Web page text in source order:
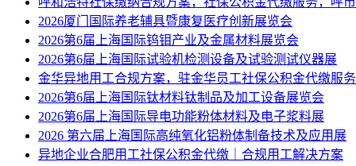
2026厦门国际养老辅具暨康复医疗创新展览会
2026第6届上海国际钨钼产业及金属材料展览会
2026第6届上海国际试验机检测设备及试验测试仪器展
金华异地用工合规方案，驻金华员工社保公积金代缴服务
2026第6届上海国际钛材料钛制品及加工设备展览会
2026第6届上海国际导电功能粉体材料及电子浆料展
2026 第六届上海国际高纯氧化铝粉体制备技术及应用展
异地企业合肥用工社保公积金代缴｜合规用工解决方案